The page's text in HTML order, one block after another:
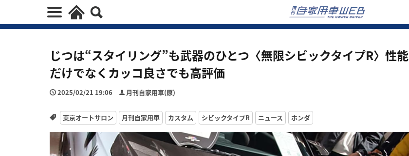
じつは“スタイリング”も武器のひとつ〈無限シビックタイプR〉性能
だけでなくカッコ良さでも高評価
2025/02/21 19:06 月刊自家用車(原)
東京オートサロン 月刊自家用車 カスタム シビックタイプR ニュース ホンダ